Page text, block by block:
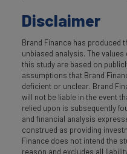
Disclaimer
Brand Finance has produced
unbiased analysis. The
this study are based on
assumptions that Brand
deficient or unclear. Brand
will not be liable in the event
relied upon is subsequently
and financial analysis
construed as providing
Finance does not intend the
reason and excludes all